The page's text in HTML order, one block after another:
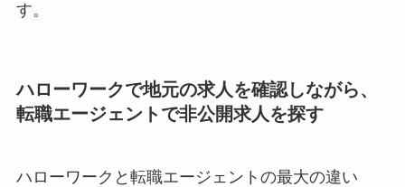
す。
ハローワークで地元の求人を確認しながら、
転職エージェントで非公開求人を探す
ハローワークと転職エージェントの最大の違い